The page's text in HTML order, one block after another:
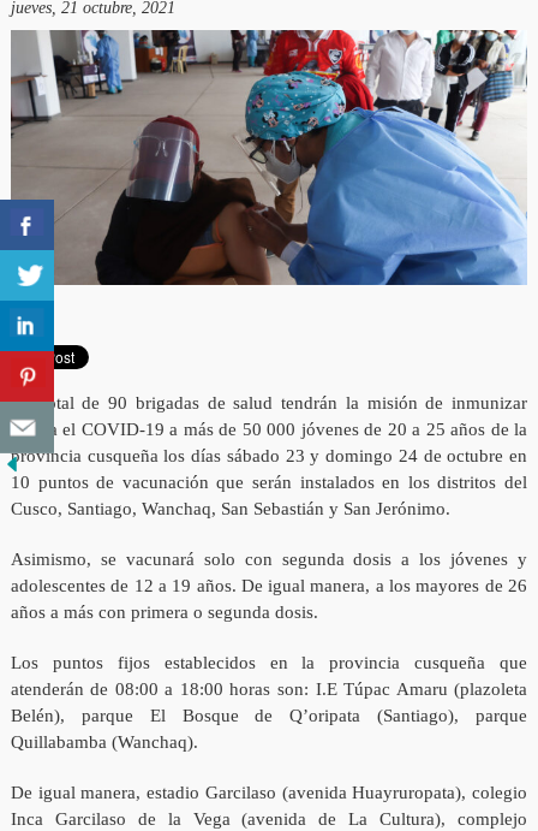
jueves, 21 octubre, 2021
Un total de 90 brigadas de salud tendrán la misión de inmunizar
contra el COVID-19 a más de 50 000 jóvenes de 20 a 25 años de la
provincia cusqueña los días sábado 23 y domingo 24 de octubre en
10 puntos de vacunación que serán instalados en los distritos del
Cusco, Santiago, Wanchaq, San Sebastián y San Jerónimo.
Asimismo, se vacunará solo con segunda dosis a los jóvenes y
adolescentes de 12 a 19 años. De igual manera, a los mayores de 26
años a más con primera o segunda dosis.
Los puntos fijos establecidos en la provincia cusqueña que
atenderán de 08:00 a 18:00 horas son: I.E Túpac Amaru (plazoleta
Belén), parque El Bosque de Q’oripata (Santiago), parque
Quillabamba (Wanchaq).
De igual manera, estadio Garcilaso (avenida Huayruropata), colegio
Inca Garcilaso de la Vega (avenida de La Cultura), complejo